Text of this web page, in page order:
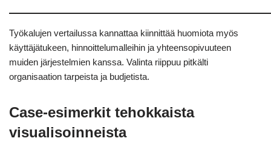
Työkalujen vertailussa kannattaa kiinnittää huomiota myös
käyttäjätukeen, hinnoittelumalleihin ja yhteensopivuuteen
muiden järjestelmien kanssa. Valinta riippuu pitkälti
organisaation tarpeista ja budjetista.
Case-esimerkit tehokkaista
visualisoinneista